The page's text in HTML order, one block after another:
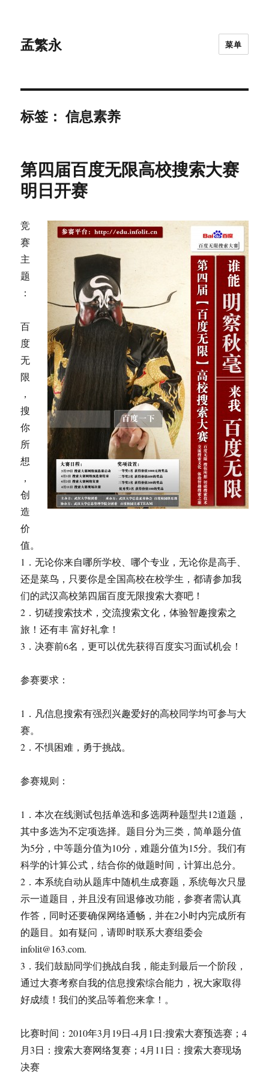
孟繁永 菜单
标签：信息素养
第四届百度无限高校搜索大赛
明日开赛
竞
赛
主
题
：
百
度
无
限
，
搜
你
所
想
，
创
造
价
值。
1．无论你来自哪所学校、哪个专业，无论你是高手、
还是菜鸟，只要你是全国高校在校学生，都请参加我
们的武汉高校第四届百度无限搜索大赛吧！
2．切磋搜索技术，交流搜索文化，体验智趣搜索之
旅！还有丰 富好礼拿！
3．决赛前6名，更可以优先获得百度实习面试机会！
参赛要求：
1．凡信息搜索有强烈兴趣爱好的高校同学均可参与大
赛。
2．不惧困难，勇于挑战。
参赛规则：
1．本次在线测试包括单选和多选两种题型共12道题，
其中多选为不定项选择。题目分为三类，简单题分值
为5分，中等题分值为10分，难题分值为15分。我们有
科学的计算公式，结合你的做题时间，计算出总分。
2．本系统自动从题库中随机生成赛题，系统每次只显
示一道题目，并且没有回退修改功能，参赛者需认真
作答，同时还要确保网络通畅，并在2小时内完成所有
的题目。如有疑问，请即时联系大赛组委会
infolit@163.com.
3．我们鼓励同学们挑战自我，能走到最后一个阶段，
通过大赛考察自我的信息搜索综合能力，祝大家取得
好成绩！我们的奖品等着您来拿！。
比赛时间：2010年3月19日-4月1日:搜索大赛预选赛；4
月3日：搜索大赛网络复赛；4月11日：搜索大赛现场
决赛